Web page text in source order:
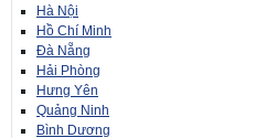
Hà Nội
Hồ Chí Minh
Đà Nẵng
Hải Phòng
Hưng Yên
Quảng Ninh
Bình Dương